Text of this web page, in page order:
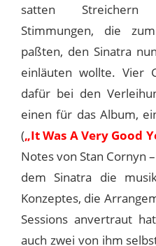
satten Streichern
Stimmungen, die
paßten, den Sinatra
einläuten wollte. Vier
dafür bei den
einen für das Album,
(„It Was A Very Good
Notes von Stan Cornyn
dem Sinatra die
Konzeptes, die
Sessions anvertraut
auch zwei von ihm